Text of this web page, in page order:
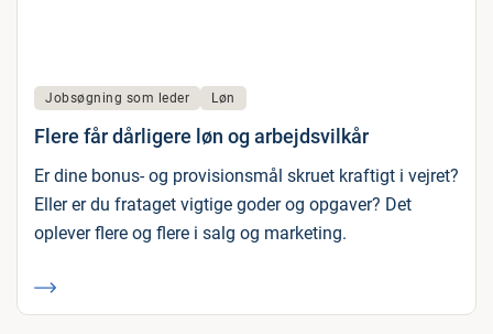
Jobsøgning som leder Løn
Flere får dårligere løn og arbejdsvilkår
Er dine bonus- og provisionsmål skruet kraftigt i vejret?
Eller er du frataget vigtige goder og opgaver? Det
oplever flere og flere i salg og marketing.